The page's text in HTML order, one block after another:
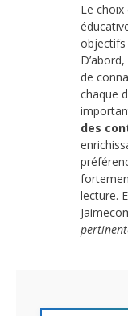
Le
objectifs
de
chaque
des
lecture.